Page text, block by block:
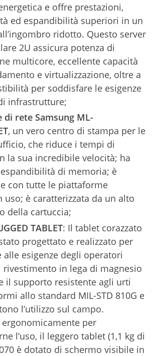
e offre prestazioni,
ed espandibilità superiori in un
ridotto. Questo server
2U assicura potenza di
multicore, eccellente capacità
e virtualizzazione, oltre a
per soddisfare le esigenze
infrastrutture;
di rete Samsung ML-
, un vero centro di stampa per le
che riduce i tempi di
la sua incredibile velocità; ha
espandibilità di memoria; è
con tutte le piattaforme
uso; è caratterizzata da un alto
della cartuccia;
TABLET: Il tablet corazzato
progettato e realizzato per
alle esigenze degli operatori
rivestimento in lega di magnesio
il supporto resistente agli urti
allo standard MIL-STD 810G e
l’utilizzo sul campo.
per
l’uso, il leggero tablet (1,1 kg di
è dotato di schermo visibile in